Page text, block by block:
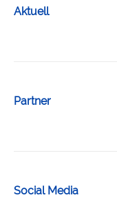
Aktuell
Partner
Social Media